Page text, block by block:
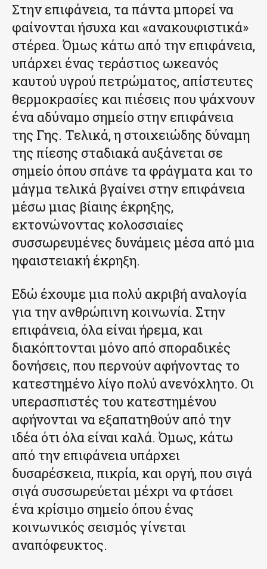
Στην επιφάνεια, τα πάντα μπορεί να
φαίνονται ήσυχα και «ανακουφιστικά»
στέρεα. Όμως κάτω από την επιφάνεια,
υπάρχει ένας τεράστιος ωκεανός
καυτού υγρού πετρώματος, απίστευτες
θερμοκρασίες και πιέσεις που ψάχνουν
ένα αδύναμο σημείο στην επιφάνεια
της Γης. Τελικά, η στοιχειώδης δύναμη
της πίεσης σταδιακά αυξάνεται σε
σημείο όπου σπάνε τα φράγματα και το
μάγμα τελικά βγαίνει στην επιφάνεια
μέσω μιας βίαιης έκρηξης,
εκτονώνοντας κολοσσιαίες
συσσωρευμένες δυνάμεις μέσα από μια
ηφαιστειακή έκρηξη.
Εδώ έχουμε μια πολύ ακριβή αναλογία
για την ανθρώπινη κοινωνία. Στην
επιφάνεια, όλα είναι ήρεμα, και
διακόπτονται μόνο από σποραδικές
δονήσεις, που περνούν αφήνοντας το
κατεστημένο λίγο πολύ ανενόχλητο. Οι
υπερασπιστές του κατεστημένου
αφήνονται να εξαπατηθούν από την
ιδέα ότι όλα είναι καλά. Όμως, κάτω
από την επιφάνεια υπάρχει
δυσαρέσκεια, πικρία, και οργή, που σιγά
σιγά συσσωρεύεται μέχρι να φτάσει
ένα κρίσιμο σημείο όπου ένας
κοινωνικός σεισμός γίνεται
αναπόφευκτος.